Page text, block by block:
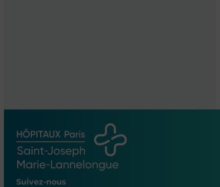
Suivez-nous